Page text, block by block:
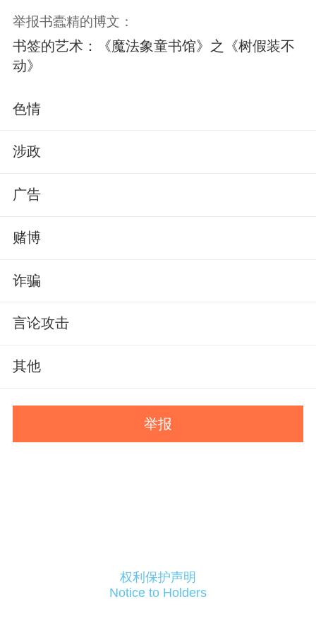
举报书蠹精的博文：
书签的艺术：《魔法象童书馆》之《树假装不
动》
色情
涉政
广告
赌博
诈骗
言论攻击
其他
举报
权利保护声明
Notice to Holders